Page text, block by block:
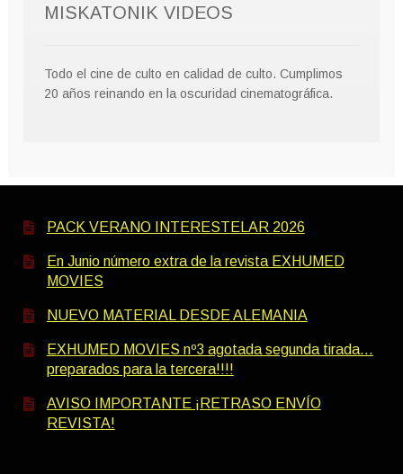
MISKATONIK VIDEOS
Todo el cine de culto en calidad de culto. Cumplimos
20 años reinando en la oscuridad cinematográfica.
PACK VERANO INTERESTELAR 2026
En Junio número extra de la revista EXHUMED
MOVIES
NUEVO MATERIAL DESDE ALEMANIA
EXHUMED MOVIES nº3 agotada segunda tirada…
preparados para la tercera!!!!
AVISO IMPORTANTE ¡RETRASO ENVÍO
REVISTA!